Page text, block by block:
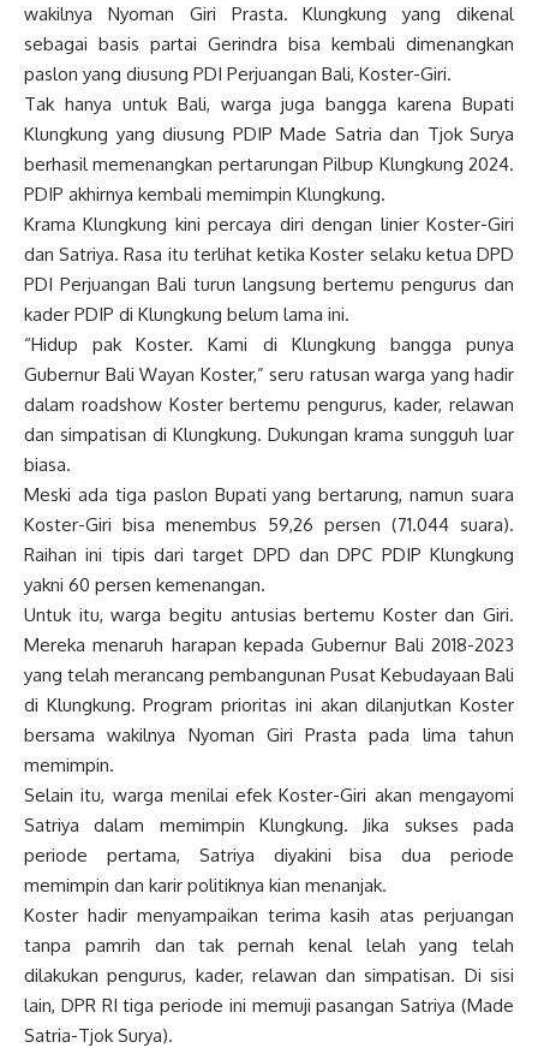
wakilnya Nyoman Giri Prasta. Klungkung yang dikenal
sebagai basis partai Gerindra bisa kembali dimenangkan
paslon yang diusung PDI Perjuangan Bali, Koster-Giri.
Tak hanya untuk Bali, warga juga bangga karena Bupati
Klungkung yang diusung PDIP Made Satria dan Tjok Surya
berhasil memenangkan pertarungan Pilbup Klungkung 2024.
PDIP akhirnya kembali memimpin Klungkung.
Krama Klungkung kini percaya diri dengan linier Koster-Giri
dan Satriya. Rasa itu terlihat ketika Koster selaku ketua DPD
PDI Perjuangan Bali turun langsung bertemu pengurus dan
kader PDIP di Klungkung belum lama ini.
“Hidup pak Koster. Kami di Klungkung bangga punya
Gubernur Bali Wayan Koster,” seru ratusan warga yang hadir
dalam roadshow Koster bertemu pengurus, kader, relawan
dan simpatisan di Klungkung. Dukungan krama sungguh luar
biasa.
Meski ada tiga paslon Bupati yang bertarung, namun suara
Koster-Giri bisa menembus 59,26 persen (71.044 suara).
Raihan ini tipis dari target DPD dan DPC PDIP Klungkung
yakni 60 persen kemenangan.
Untuk itu, warga begitu antusias bertemu Koster dan Giri.
Mereka menaruh harapan kepada Gubernur Bali 2018-2023
yang telah merancang pembangunan Pusat Kebudayaan Bali
di Klungkung. Program prioritas ini akan dilanjutkan Koster
bersama wakilnya Nyoman Giri Prasta pada lima tahun
memimpin.
Selain itu, warga menilai efek Koster-Giri akan mengayomi
Satriya dalam memimpin Klungkung. Jika sukses pada
periode pertama, Satriya diyakini bisa dua periode
memimpin dan karir politiknya kian menanjak.
Koster hadir menyampaikan terima kasih atas perjuangan
tanpa pamrih dan tak pernah kenal lelah yang telah
dilakukan pengurus, kader, relawan dan simpatisan. Di sisi
lain, DPR RI tiga periode ini memuji pasangan Satriya (Made
Satria-Tjok Surya).